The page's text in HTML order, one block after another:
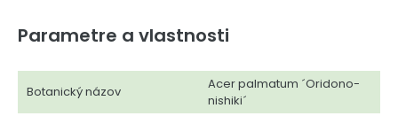
Parametre a vlastnosti
Botanický názov
Acer palmatum ´Oridono-
nishiki´